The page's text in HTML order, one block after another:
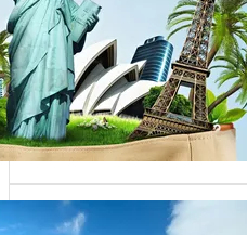
شركات السياحة بمصر تقدم
خدمات متميزة للسائحين
الوافدين، حيث تعتبر…